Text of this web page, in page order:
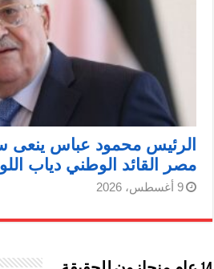
الرئيس محمود عباس
مصر القائد الوطني دياب
9 أغسطس، 2026